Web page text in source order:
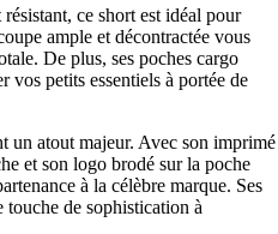
ce short est idéal pour
ample et décontractée vous
De plus, ses poches cargo
vos petits essentiels à portée de
un atout majeur. Avec son imprimé
et son logo brodé sur la poche
à la célèbre marque. Ses
touche de sophistication à